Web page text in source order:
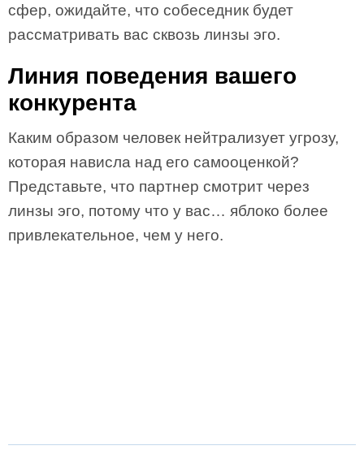
сфер, ожидайте, что собеседник будет
рассматривать вас сквозь линзы эго.
Линия поведения вашего
конкурента
Каким образом человек нейтрализует угрозу,
которая нависла над его самооценкой?
Представьте, что партнер смотрит через
линзы эго, потому что у вас… яблоко более
привлекательное, чем у него.